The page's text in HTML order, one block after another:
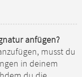
anfügen?
musst du
in deinem